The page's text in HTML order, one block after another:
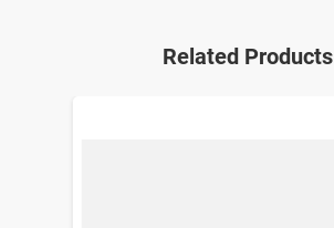
Related Products